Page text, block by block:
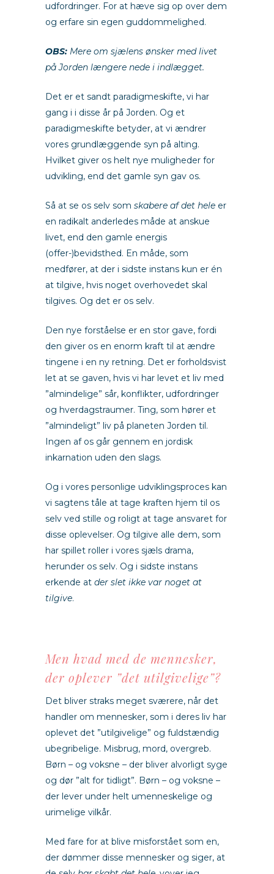
udfordringer. For at hæve sig op over dem
og erfare sin egen guddommelighed.
OBS: Mere om sjælens ønsker med livet
på Jorden længere nede i indlægget.
Det er et sandt paradigmeskifte, vi har
gang i i disse år på Jorden. Og et
paradigmeskifte betyder, at vi ændrer
vores grundlæggende syn på alting.
Hvilket giver os helt nye muligheder for
udvikling, end det gamle syn gav os.
Så at se os selv som skabere af det hele er
en radikalt anderledes måde at anskue
livet, end den gamle energis
(offer-)bevidsthed. En måde, som
medfører, at der i sidste instans kun er én
at tilgive, hvis noget overhovedet skal
tilgives. Og det er os selv.
Den nye forståelse er en stor gave, fordi
den giver os en enorm kraft til at ændre
tingene i en ny retning. Det er forholdsvist
let at se gaven, hvis vi har levet et liv med
”almindelige” sår, konflikter, udfordringer
og hverdagstraumer. Ting, som hører et
”almindeligt” liv på planeten Jorden til.
Ingen af os går gennem en jordisk
inkarnation uden den slags.
Og i vores personlige udviklingsproces kan
vi sagtens tåle at tage kraften hjem til os
selv ved stille og roligt at tage ansvaret for
disse oplevelser. Og tilgive alle dem, som
har spillet roller i vores sjæls drama,
herunder os selv. Og i sidste instans
erkende at der slet ikke var noget at
tilgive.
Men hvad med de mennesker,
der oplever ”det utilgivelige”?
Det bliver straks meget sværere, når det
handler om mennesker, som i deres liv har
oplevet det ”utilgivelige” og fuldstændig
ubegribelige. Misbrug, mord, overgreb.
Børn – og voksne – der bliver alvorligt syge
og dør ”alt for tidligt”. Børn – og voksne –
der lever under helt umenneskelige og
urimelige vilkår.
Med fare for at blive misforstået som en,
der dømmer disse mennesker og siger, at